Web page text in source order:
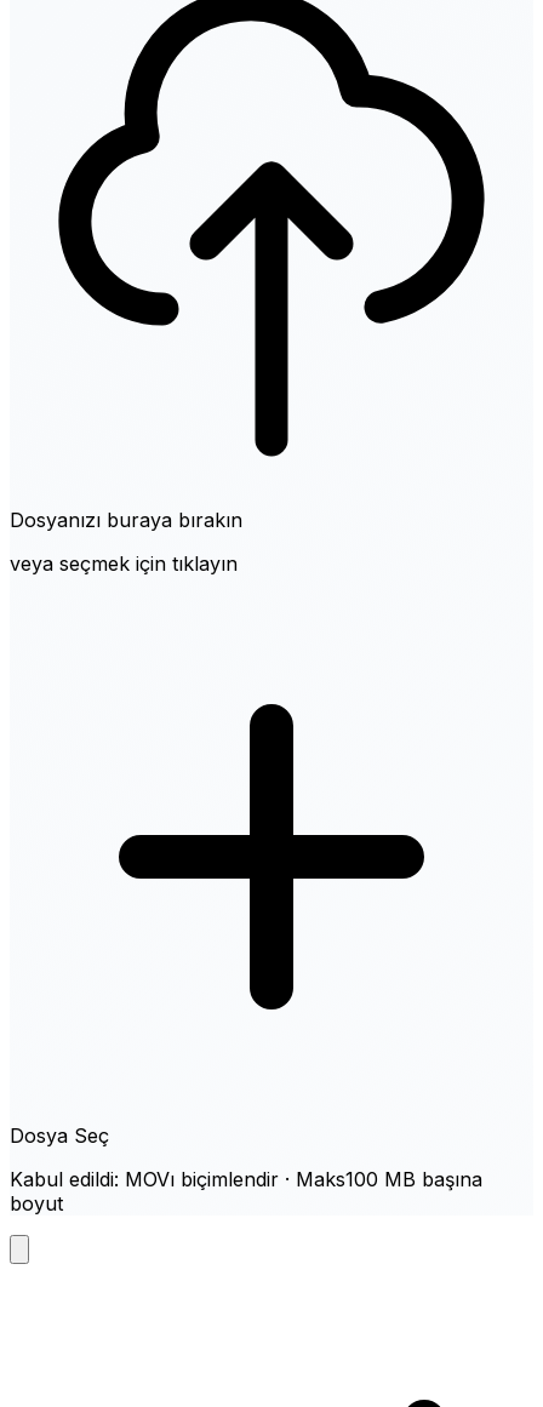
Dosyanızı buraya bırakın
veya seçmek için tıklayın
Dosya Seç
Kabul edildi: MOVı biçimlendir · Maks100 MB başına
boyut